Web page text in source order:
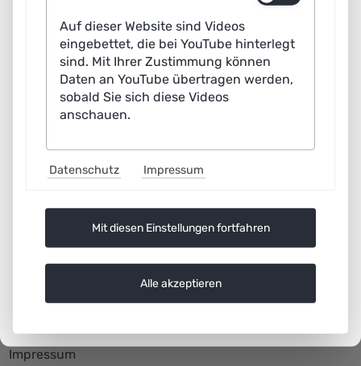
Navigation
überspringen
Impressum
Auf dieser Website sind Videos
eingebettet, die bei YouTube hinterlegt
sind. Mit Ihrer Zustimmung können
Daten an YouTube übertragen werden,
sobald Sie sich diese Videos
anschauen.
Datenschutz Impressum
Mit diesen Einstellungen fortfahren
Alle akzeptieren